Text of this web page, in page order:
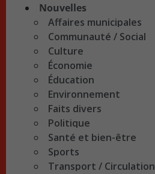
Nouvelles
Affaires municipales
Communauté / Social
Culture
Économie
Éducation
Environnement
Faits divers
Politique
Santé et bien-être
Sports
Transport / Circulation